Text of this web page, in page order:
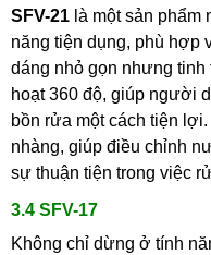
SFV-21 là một sản phẩm
năng tiện dụng, phù hợp
dáng nhỏ gọn nhưng
hoạt 360 độ, giúp người
bồn rửa một cách tiện
nhàng, giúp điều chỉnh
sự thuận tiện trong việc
3.4 SFV-17
Không chỉ dừng ở tính